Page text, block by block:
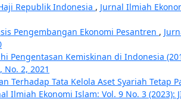
Republik Indonesia , Jurnal Ilmiah
Pengembangan Ekonomi Pesantren ,
Pengentasan Kemiskinan di Indonesia
No. 2, 2021
Terhadap Tata Kelola Aset Syariah Tetap
Ilmiah Ekonomi Islam: Vol. 9 No. 3 (2023):